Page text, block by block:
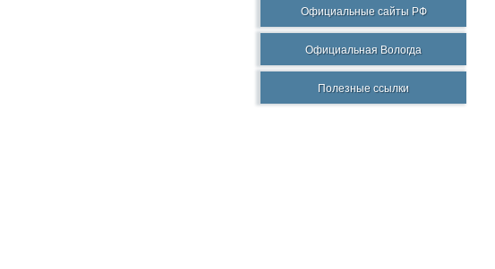
Официальные сайты РФ
Официальная Вологда
Полезные ссылки